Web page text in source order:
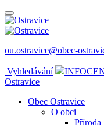
ou.ostravice@obec-
Vyhledávání
Ostravice
Obec Ostravice
O obci
Příroda